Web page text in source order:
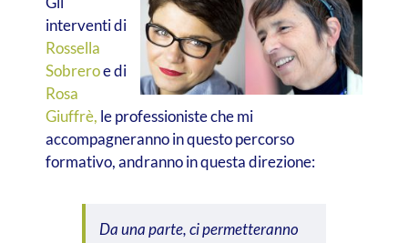
interventi di
Rossella
Sobreroe di
Rosa
Giuffrè, le professioniste che mi
accompagneranno in questo percorso
formativo, andranno in questa direzione:
Da una parte, ci permetteranno